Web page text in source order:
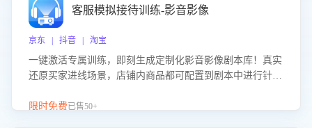
客服模拟接待训练-影音影像
京东 | 抖音 | 淘宝
一键激活专属训练，即刻生成定制化影音影像剧本库！真实
还原买家进线场景，店铺内商品都可配置到剧本中进行针对
击 “立即开通”，快速获取影音影像类目剧本，一键开启客服
限时免费已售50+